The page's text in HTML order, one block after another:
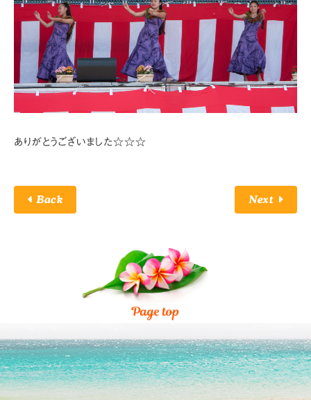
ありがとうございました☆☆☆
Back Next